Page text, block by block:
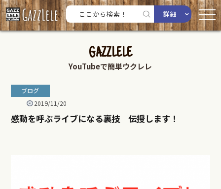
詳細
GAZZLELE
YouTubeで簡単ウクレレ
ブログ
2019/11/20
感動を呼ぶライブになる裏技 伝授します！